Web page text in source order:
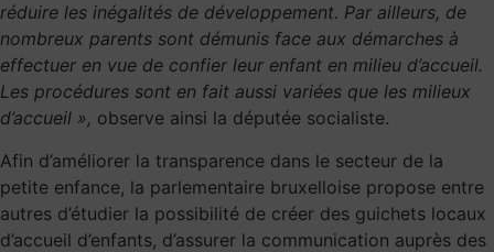
réduire les inégalités de développement. Par ailleurs, de
nombreux parents sont démunis face aux démarches à
effectuer en vue de confier leur enfant en milieu d’accueil.
Les procédures sont en fait aussi variées que les milieux
d’accueil », observe ainsi la députée socialiste.
Afin d’améliorer la transparence dans le secteur de la
petite enfance, la parlementaire bruxelloise propose entre
autres d’étudier la possibilité de créer des guichets locaux
d’accueil d’enfants, d’assurer la communication auprès des